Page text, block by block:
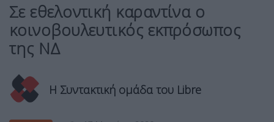
Σε εθελοντική καραντίνα ο
κοινοβουλευτικός εκπρόσωπος
της ΝΔ
Η Συντακτική ομάδα του Libre